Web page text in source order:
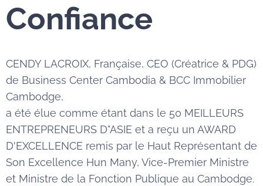
Confiance
CENDY LACROIX, Française, CEO (Créatrice & PDG)
de Business Center Cambodia & BCC Immobilier
Cambodge,
a été élue comme étant dans le 50 MEILLEURS
ENTREPRENEURS D"ASIE et a reçu un AWARD
D'EXCELLENCE remis par le Haut Représentant de
Son Excellence Hun Many, Vice-Premier Ministre
et Ministre de la Fonction Publique au Cambodge.